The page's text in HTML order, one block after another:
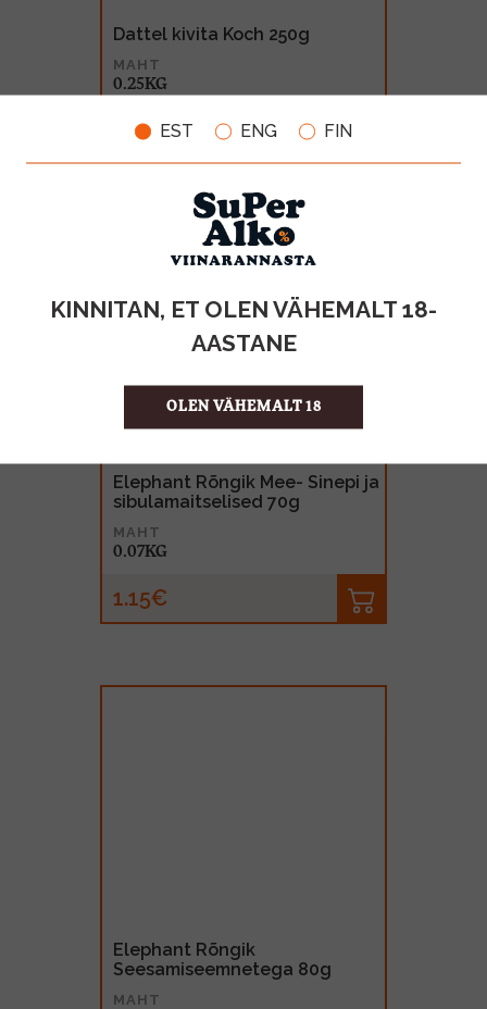
EST ENG FIN
KINNITAN, ET OLEN VÄHEMALT 18-
AASTANE
OLEN VÄHEMALT 18
Dattel kivita Koch 250g
MAHT
0.25KG
1.99€
Elephant Rõngik Mee- Sinepi ja
sibulamaitselised 70g
MAHT
0.07KG
1.15€
Elephant Rõngik
Seesamiseemnetega 80g
MAHT